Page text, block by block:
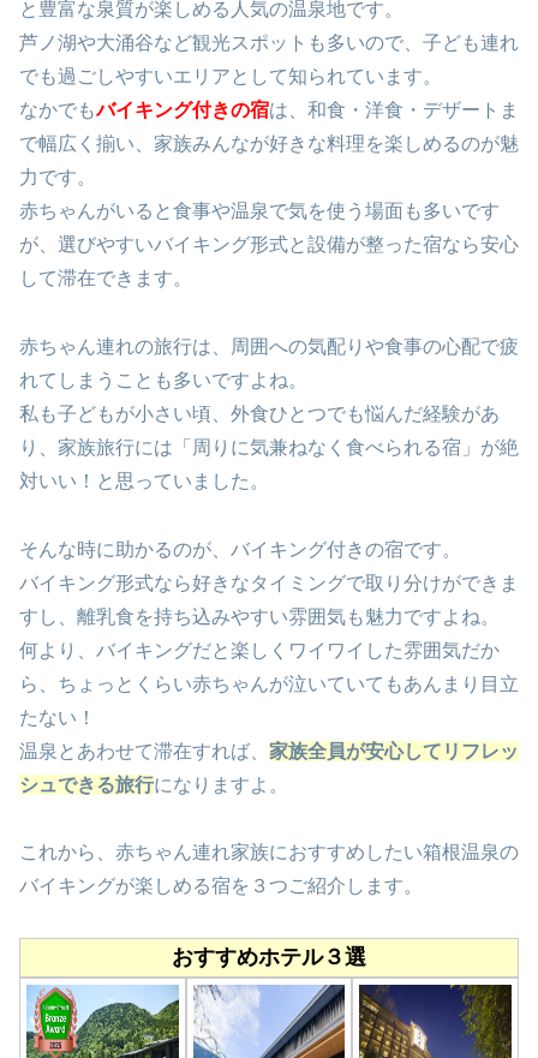
と豊富な泉質が楽しめる人気の温泉地です。
芦ノ湖や大涌谷など観光スポットも多いので、子ども連れ
でも過ごしやすいエリアとして知られています。
なかでもバイキング付きの宿は、和食・洋食・デザートま
で幅広く揃い、家族みんなが好きな料理を楽しめるのが魅
力です。
赤ちゃんがいると食事や温泉で気を使う場面も多いです
が、選びやすいバイキング形式と設備が整った宿なら安心
して滞在できます。
赤ちゃん連れの旅行は、周囲への気配りや食事の心配で疲
れてしまうことも多いですよね。
私も子どもが小さい頃、外食ひとつでも悩んだ経験があ
り、家族旅行には「周りに気兼ねなく食べられる宿」が絶
対いい！と思っていました。
そんな時に助かるのが、バイキング付きの宿です。
バイキング形式なら好きなタイミングで取り分けができま
すし、離乳食を持ち込みやすい雰囲気も魅力ですよね。
何より、バイキングだと楽しくワイワイした雰囲気だか
ら、ちょっとくらい赤ちゃんが泣いていてもあんまり目立
たない！
温泉とあわせて滞在すれば、 家族全員が安心してリフレッ
シュできる旅行になりますよ。
これから、赤ちゃん連れ家族におすすめしたい箱根温泉の
バイキングが楽しめる宿を３つご紹介します。
おすすめホテル３選